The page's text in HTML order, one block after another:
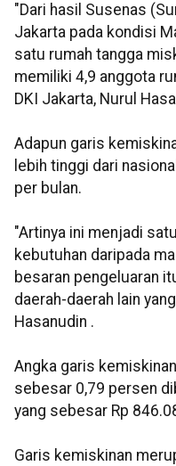
"Dari hasil Susenas
Jakarta pada kondisi
satu rumah tangga
memiliki 4,9 anggota
DKI Jakarta, Nurul
Adapun garis
lebih tinggi dari
per bulan.
"Artinya ini menjadi
kebutuhan daripada
besaran pengeluaran
daerah-daerah lain
Hasanudin .
Angka garis
sebesar 0,79 persen
yang sebesar Rp
Garis kemiskinan